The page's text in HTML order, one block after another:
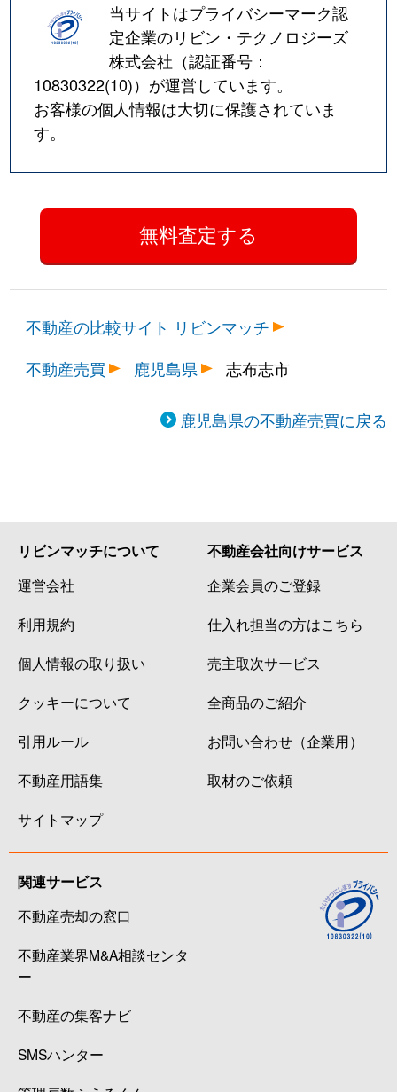
当サイトはプライバシーマーク認
定企業のリビン・テクノロジーズ
株式会社（認証番号：
10830322(10)）が運営しています。
お客様の個人情報は大切に保護されていま
す。
不動産の比較サイト リビンマッチ
不動産売買
鹿児島県 志布志市
鹿児島県の不動産売買に戻る
リビンマッチについて
運営会社
利用規約
個人情報の取り扱い
クッキーについて
引用ルール
不動産用語集
サイトマップ
不動産会社向けサービス
企業会員のご登録
仕入れ担当の方はこちら
売主取次サービス
全商品のご紹介
お問い合わせ（企業用）
取材のご依頼
関連サービス
不動産売却の窓口
不動産業界M&A相談センタ
ー
不動産の集客ナビ
SMSハンター